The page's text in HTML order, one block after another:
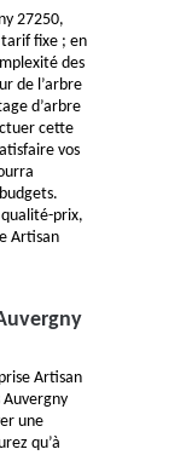
27250,
tarif fixe ; en
des
de l’arbre
d’arbre
cette
vos
prix,
Artisan
Artisan
Auvergny
une
qu’à